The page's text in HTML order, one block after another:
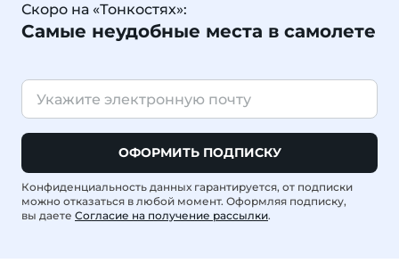
Скоро на «Тонкостях»:
Самые неудобные места в самолете
ОФОРМИТЬ ПОДПИСКУ
Конфиденциальность данных гарантируется, от подписки
можно отказаться в любой момент. Оформляя подписку,
вы даете Согласие на получение рассылки.